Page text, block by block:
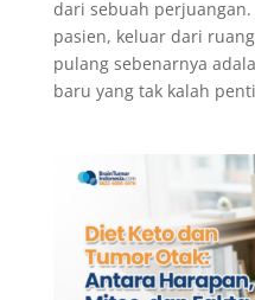
dari sebuah
pasien, keluar dari
pulang sebenarnya
baru yang tak kalah